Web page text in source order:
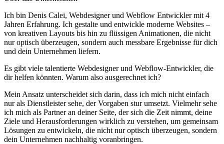
Ich bin Denis Calei, Webdesigner und Webflow Entwickler mit 4
Jahren Erfahrung. Ich gestalte und entwickle moderne Websites –
von kreativen Layouts bis hin zu flüssigen Animationen, die nicht
nur optisch überzeugen, sondern auch messbare Ergebnisse für dich
und dein Unternehmen liefern.
Es gibt viele talentierte Webdesigner und Webflow-Entwickler, die
dir helfen könnten. Warum also ausgerechnet ich?
Mein Ansatz unterscheidet sich darin, dass ich mich nicht einfach
nur als Dienstleister sehe, der Vorgaben stur umsetzt. Vielmehr sehe
ich mich als Partner an deiner Seite, der sich die Zeit nimmt, deine
Ziele und Herausforderungen wirklich zu verstehen, um gemeinsam
Lösungen zu entwickeln, die nicht nur optisch überzeugen, sondern
dein Unternehmen nachhaltig voranbringen.